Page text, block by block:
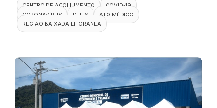
CENTRO DE ACOLHIMENTO
COVID-19
CORONAVÍRUS
DEFIS
ATO MÉDICO
REGIÃO BAIXADA LITORÂNEA